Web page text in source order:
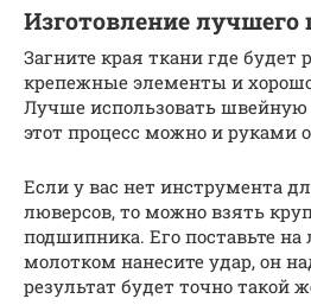
Изготовление лучшего
Загните края ткани где будет
крепежные элементы и
Лучше использовать
этот процесс можно и руками
Если у вас нет инструмента
люверсов, то можно взять
подшипника. Его поставьте на
молотком нанесите удар, он
результат будет точно такой